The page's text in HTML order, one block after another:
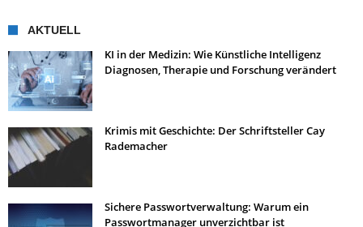
AKTUELL
KI in der Medizin: Wie Künstliche Intelligenz
Diagnosen, Therapie und Forschung verändert
Krimis mit Geschichte: Der Schriftsteller Cay
Rademacher
Sichere Passwortverwaltung: Warum ein
Passwortmanager unverzichtbar ist